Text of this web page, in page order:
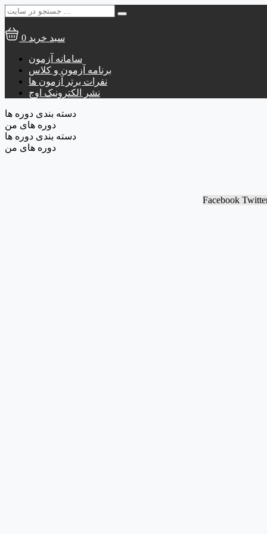
جستجو
سبد خرید 0
سامانه آزمون
برنامه آزمون و کلاس
نفرات برتر آزمون ها
نشر الکترونیک اوج
دسته بندی دوره ها
دوره های من
دسته بندی دوره ها
دوره های من
Facebook